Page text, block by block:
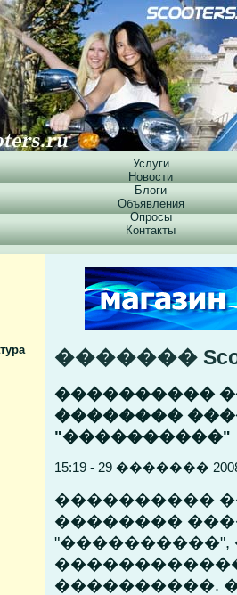
Услуги
Новости
Блоги
Объявления
Опросы
Контакты
�������
����������
��������
"����������"
15:19 - 29 �������
����������
��������
����������.